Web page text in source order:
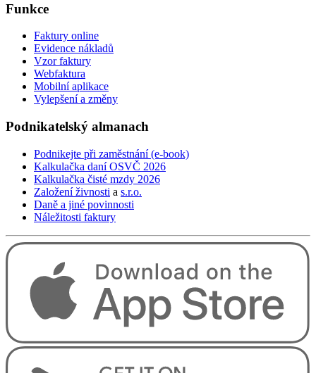
Funkce
Faktury online
Evidence nákladů
Vzor faktury
Webfaktura
Mobilní aplikace
Vylepšení a změny
Podnikatelský almanach
Podnikejte při zaměstnání (e-book)
Kalkulačka daní OSVČ 2026
Kalkulačka čisté mzdy 2026
Založení živnosti a s.r.o.
Daně a jiné povinnosti
Náležitosti faktury